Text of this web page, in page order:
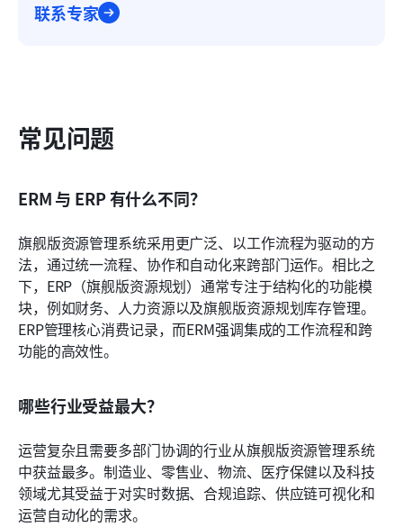
联系专家
常见问题
ERM 与 ERP 有什么不同？
旗舰版资源管理系统采用更广泛、以工作流程为驱动的方
法，通过统一流程、协作和自动化来跨部门运作。相比之
下，ERP（旗舰版资源规划）通常专注于结构化的功能模
块，例如财务、人力资源以及旗舰版资源规划库存管理。
ERP管理核心消费记录，而ERM强调集成的工作流程和跨
功能的高效性。
哪些行业受益最大？
运营复杂且需要多部门协调的行业从旗舰版资源管理系统
中获益最多。制造业、零售业、物流、医疗保健以及科技
领域尤其受益于对实时数据、合规追踪、供应链可视化和
运营自动化的需求。